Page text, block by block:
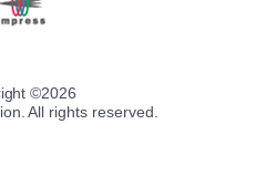
©2026
All rights reserved.